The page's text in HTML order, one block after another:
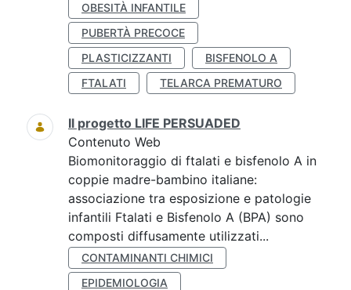
OBESITÀ INFANTILE
PUBERTÀ PRECOCE
PLASTICIZZANTI
BISFENOLO A
FTALATI
TELARCA PREMATURO
Il progetto LIFE PERSUADED
Contenuto Web
Biomonitoraggio di ftalati e bisfenolo A in
coppie madre-bambino italiane:
associazione tra esposizione e patologie
infantili Ftalati e Bisfenolo A (BPA) sono
composti diffusamente utilizzati...
CONTAMINANTI CHIMICI
EPIDEMIOLOGIA